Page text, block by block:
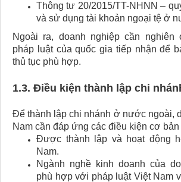
Thông tư 20/2015/TT-NHNN –
và sử dụng tài khoản ngoại tệ ở
Ngoài ra, doanh nghiệp cần nghiên
pháp luật của quốc gia tiếp nhận để
thủ tục phù hợp.
1.3. Điều kiện thành lập chi
Để thành lập chi nhánh ở nước ngoài,
Nam cần đáp ứng các điều kiện cơ bản
Được thành lập và hoạt động
Nam.
Ngành nghề kinh doanh của
phù hợp với pháp luật Việt Nam